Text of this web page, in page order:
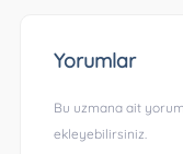
Yorumlar
Bu uzmana ait
ekleyebilirsiniz.